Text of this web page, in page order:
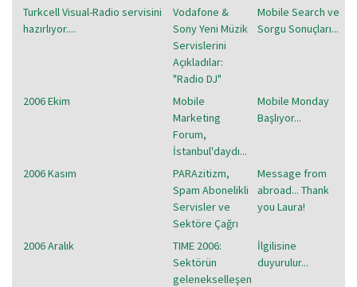
Turkcell Visual-Radio servisini
hazırlıyor....
Vodafone &
Sony Yeni Müzik
Servislerini
Açıkladılar:
"Radio DJ"
Mobile Search ve
Sorgu Sonuçları...
2006 Ekim
Mobile
Marketing
Forum,
İstanbul'daydı...
Mobile Monday
Başlıyor...
2006 Kasım
PARAzitizm,
Spam Abonelikli
Servisler ve
Sektöre Çağrı
Message from
abroad... Thank
you Laura!
2006 Aralık
TIME 2006:
Sektörün
gelenekselleşen
İlgilisine
duyurulur...